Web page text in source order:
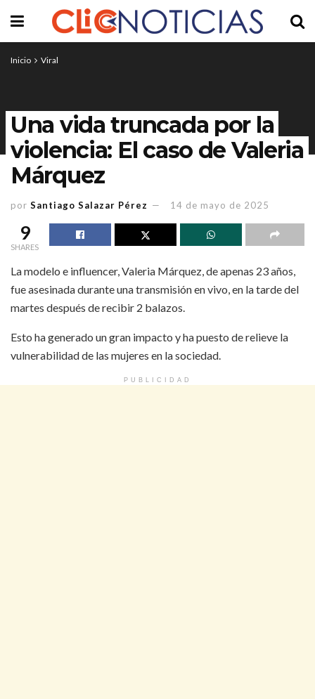
Inicio Viral
Una vida truncada por la
violencia: El caso de Valeria
Márquez
por Santiago Salazar Pérez 14 de mayo de 2025
9
SHARES
La modelo e influencer, Valeria Márquez, de apenas 23 años,
fue asesinada durante una transmisión en vivo, en la tarde del
martes después de recibir 2 balazos.
Esto ha generado un gran impacto y ha puesto de relieve la
vulnerabilidad de las mujeres en la sociedad.
PUBLICIDAD